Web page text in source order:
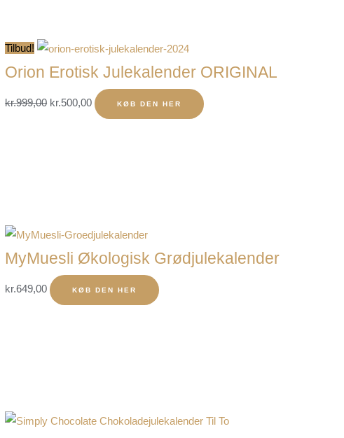
Tilbud!
Orion Erotisk Julekalender ORIGINAL
kr.999,00 kr.500,00 KØB DEN HER
MyMuesli Økologisk Grødjulekalender
kr.649,00 KØB DEN HER